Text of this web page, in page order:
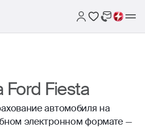
Fiesta
автомобиля на
электронном формате —